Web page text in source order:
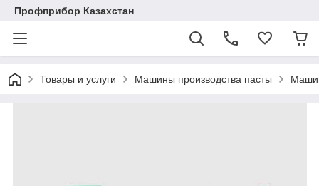
Профприбор Казахстан
Товары и услуги Машины производства пасты